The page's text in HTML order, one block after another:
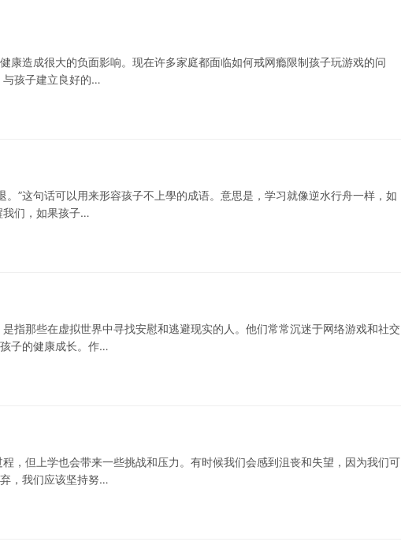
康造成很大的负面影响。现在许多家庭都面临如何戒网瘾限制孩子玩游戏的问
与孩子建立良好的…
”这句话可以用来形容孩子不上學的成语。意思是，学习就像逆水行舟一样，如
我们，如果孩子…
指那些在虚拟世界中寻找安慰和逃避现实的人。他们常常沉迷于网络游戏和社交
子的健康成长。作…
，但上学也会带来一些挑战和压力。有时候我们会感到沮丧和失望，因为我们可
，我们应该坚持努…